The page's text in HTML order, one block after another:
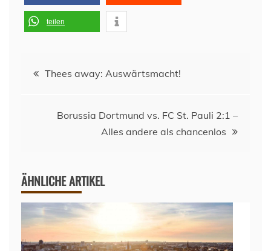
teilen
Beitragsnavigation
Thees away: Auswärtsmacht!
Borussia Dortmund vs. FC St. Pauli 2:1 –
Alles andere als chancenlos
ÄHNLICHE ARTIKEL